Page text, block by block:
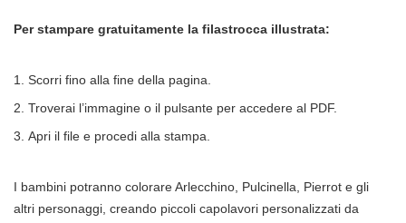
Per stampare gratuitamente la filastrocca illustrata:
Scorri fino alla fine della pagina.
Troverai l’immagine o il pulsante per accedere al PDF.
Apri il file e procedi alla stampa.
I bambini potranno colorare Arlecchino, Pulcinella, Pierrot e gli
altri personaggi, creando piccoli capolavori personalizzati da